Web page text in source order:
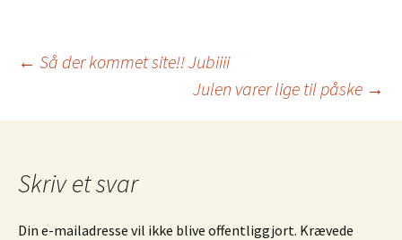
Indlæg navigation
← Så der kommet site!! Jubiiii
Julen varer lige til påske →
Skriv et svar
Din e-mailadresse vil ikke blive offentliggjort. Krævede